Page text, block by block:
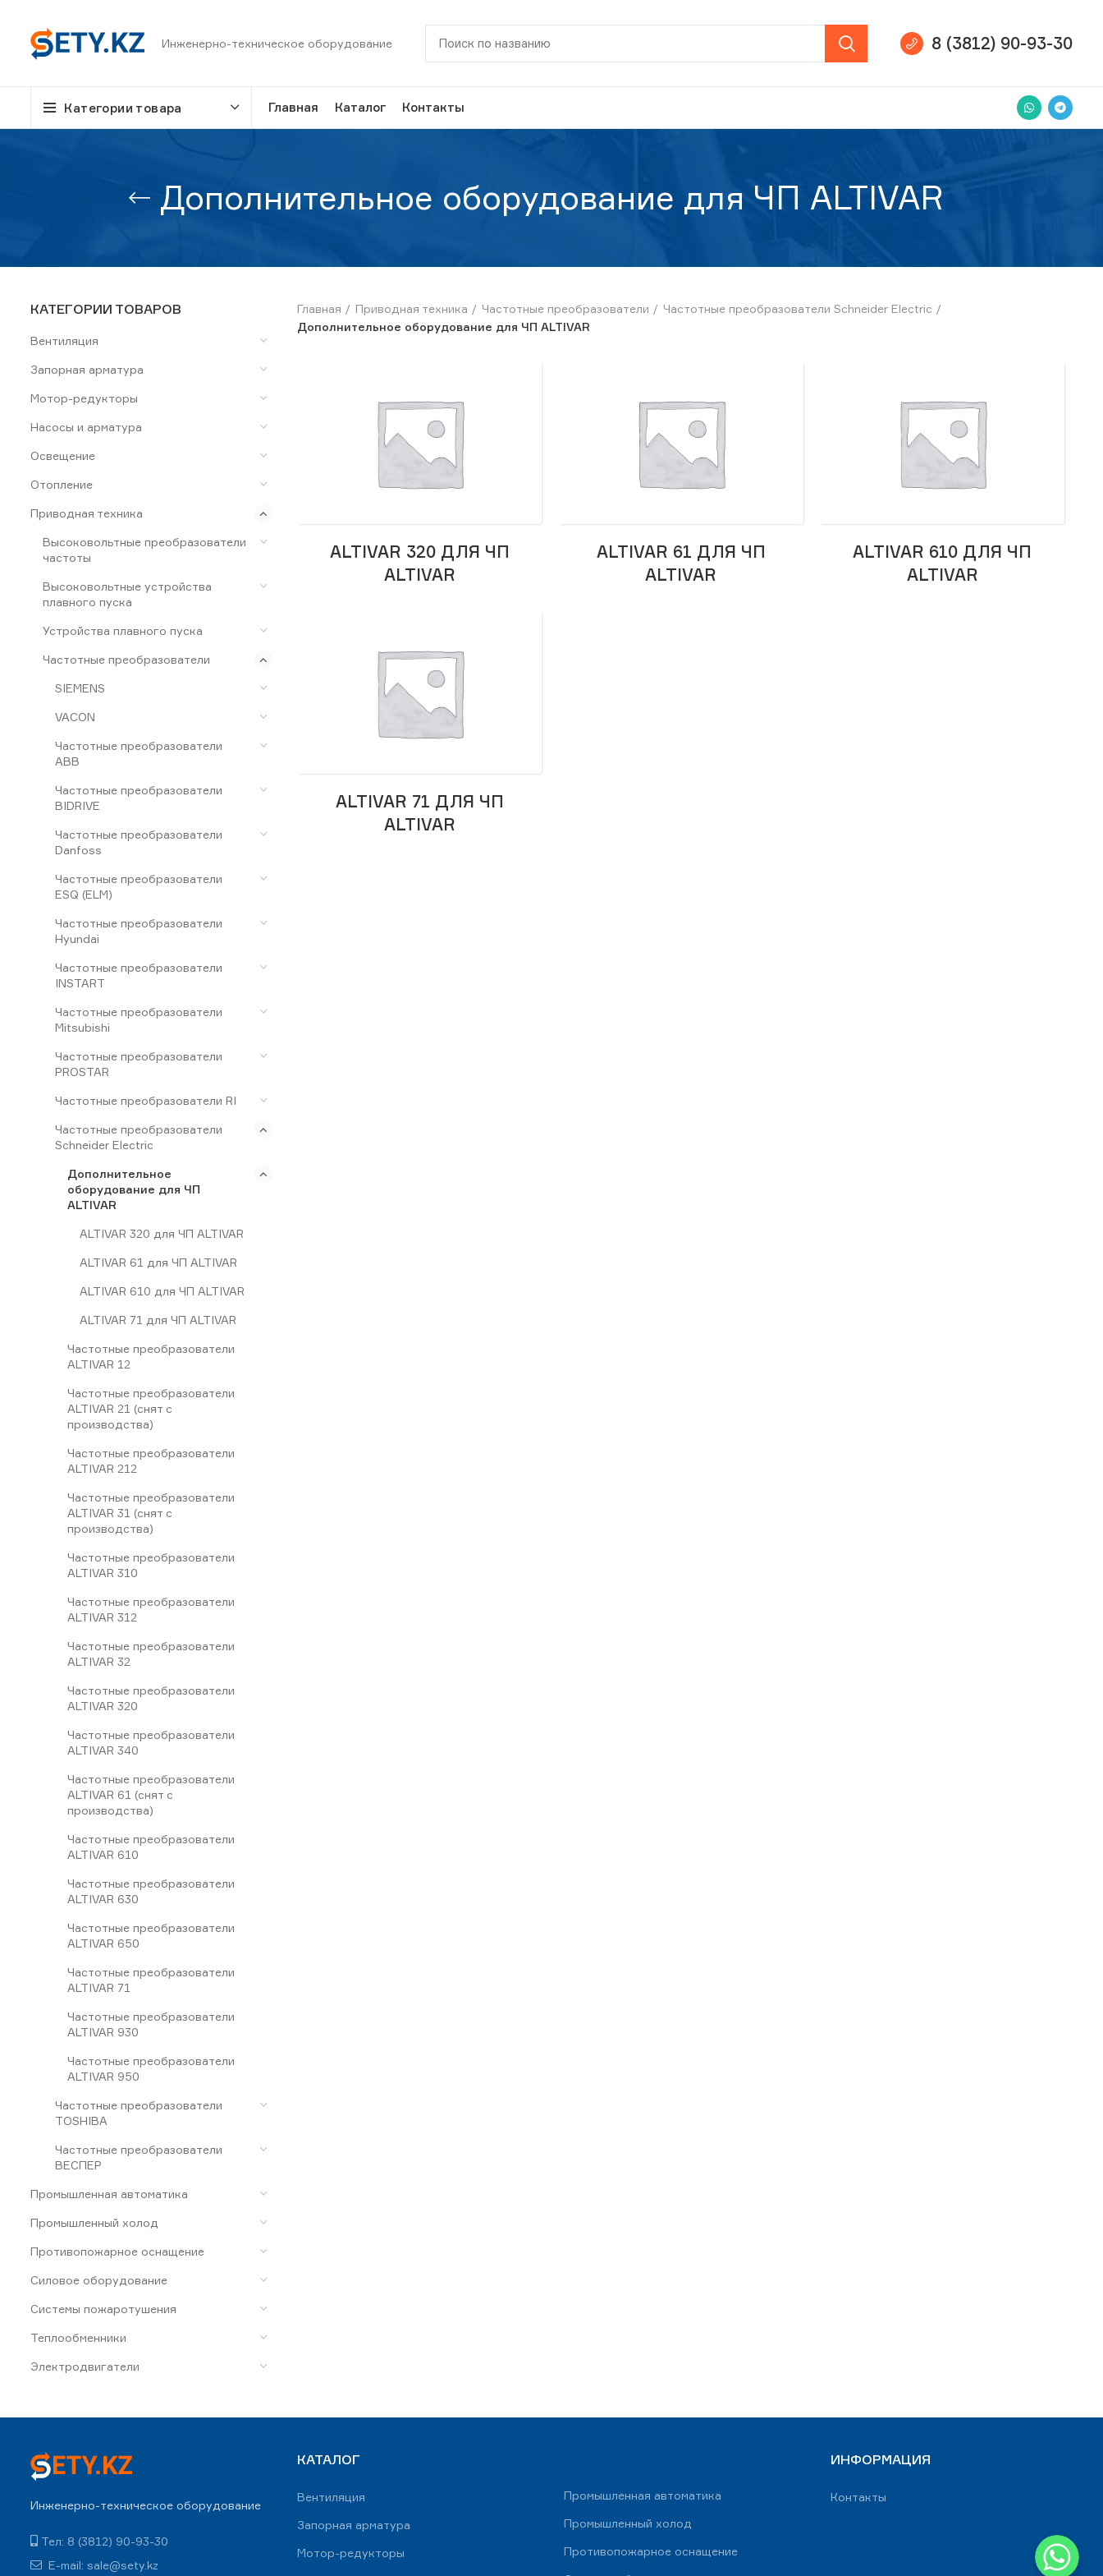
Инженерно-техническое оборудование 8 (3812) 90-93-30
Категории товара Главная Каталог Контакты
Дополнительное оборудование для ЧП ALTIVAR
КАТЕГОРИИ ТОВАРОВ
Вентиляция
Запорная арматура
Мотор-редукторы
Насосы и арматура
Освещение
Отопление
Приводная техника
Высоковольтные преобразователи
частоты
Высоковольтные устройства
плавного пуска
Устройства плавного пуска
Частотные преобразователи
SIEMENS
VACON
Частотные преобразователи
ABB
Частотные преобразователи
BIDRIVE
Частотные преобразователи
Danfoss
Частотные преобразователи
ESQ (ELM)
Частотные преобразователи
Hyundai
Частотные преобразователи
INSTART
Частотные преобразователи
Mitsubishi
Частотные преобразователи
PROSTAR
Частотные преобразователи RI
Частотные преобразователи
Schneider Electric
Дополнительное
оборудование для ЧП
ALTIVAR
ALTIVAR 320 для ЧП ALTIVAR
ALTIVAR 61 для ЧП ALTIVAR
ALTIVAR 610 для ЧП ALTIVAR
ALTIVAR 71 для ЧП ALTIVAR
Частотные преобразователи
ALTIVAR 12
Частотные преобразователи
ALTIVAR 21 (снят с
производства)
Частотные преобразователи
ALTIVAR 212
Частотные преобразователи
ALTIVAR 31 (снят с
производства)
Частотные преобразователи
ALTIVAR 310
Частотные преобразователи
ALTIVAR 312
Частотные преобразователи
ALTIVAR 32
Частотные преобразователи
ALTIVAR 320
Частотные преобразователи
ALTIVAR 340
Частотные преобразователи
ALTIVAR 61 (снят с
производства)
Частотные преобразователи
ALTIVAR 610
Частотные преобразователи
ALTIVAR 630
Частотные преобразователи
ALTIVAR 650
Частотные преобразователи
ALTIVAR 71
Частотные преобразователи
ALTIVAR 930
Частотные преобразователи
ALTIVAR 950
Частотные преобразователи
TOSHIBA
Частотные преобразователи
ВЕСПЕР
Промышленная автоматика
Промышленный холод
Противопожарное оснащение
Силовое оборудование
Системы пожаротушения
Теплообменники
Электродвигатели
Главная Приводная техника Частотные преобразователи
Частотные преобразователи Schneider Electric
Дополнительное оборудование для ЧП ALTIVAR
ALTIVAR 320 ДЛЯ ЧП
ALTIVAR
ALTIVAR 61 ДЛЯ ЧП
ALTIVAR
ALTIVAR 610 ДЛЯ ЧП
ALTIVAR
ALTIVAR 71 ДЛЯ ЧП
ALTIVAR
Инженерно-техническое оборудование
Тел: 8 (3812) 90-93-30
E-mail: sale@sety.kz
КАТАЛОГ
Вентиляция
Запорная арматура
Мотор-редукторы
Промышленная автоматика
Промышленный холод
Противопожарное оснащение
ИНФОРМАЦИЯ
Контакты
WhatsApp